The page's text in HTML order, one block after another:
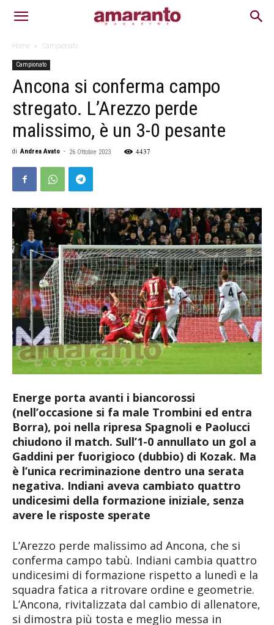
Home Campionato
Campionato
Ancona si conferma campo
stregato. L’Arezzo perde
malissimo, è un 3-0 pesante
di Andrea Avato - 26 Ottobre 2023 4437
Energe porta avanti i biancorossi
(nell’occasione si fa male Trombini ed entra
Borra), poi nella ripresa Spagnoli e Paolucci
chiudono il match. Sull’1-0 annullato un gol a
Gaddini per fuorigioco (dubbio) di Kozak. Ma
è l’unica recriminazione dentro una serata
negativa. Indiani aveva cambiato quattro
undicesimi della formazione iniziale, senza
avere le risposte sperate
L’Arezzo perde malissimo ad Ancona, che si
conferma campo tabù. Indiani cambia quattro
undicesimi di formazione rispetto a lunedì e la
squadra fatica a ritrovare ordine e geometrie.
L’Ancona, rivitalizzata dal cambio di allenatore,
si dimostra più tosta e meglio messa in